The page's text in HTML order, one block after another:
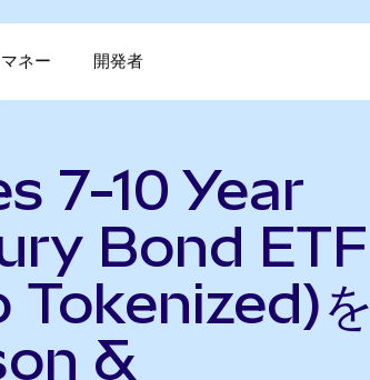
マネー 開発者
7-10 Year
Bond ETF
Tokenized)を
&